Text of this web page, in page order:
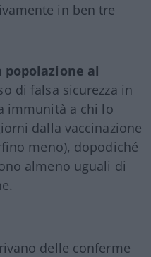
in ben tre
popolazione al
di falsa sicurezza in
immunità a chi lo
dalla vaccinazione
meno), dopodiché
almeno uguali di
delle conferme